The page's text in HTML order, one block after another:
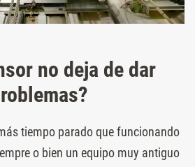
no deja de dar
tiempo parado que funcionando
o bien un equipo muy antiguo